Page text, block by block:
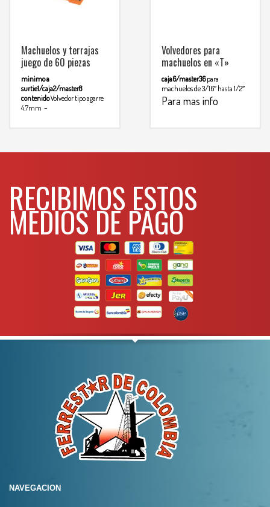
Machuelos y terrajas
juego de 60 piezas
minimo a
surtie1/caja2/master8
contenidoVolvedor tipo agarre
4.7mm –
plásticoPara mas info
comunicarse al
WHATSAPP
3134392699
Volvedores para
machuelos en «T»
caja6/master36 para
machuelos de 3/16″ hasta 1/2″
Para mas info
RECIBIMOS ESTOS
MEDIOS DE PAGO
NAVEGACION